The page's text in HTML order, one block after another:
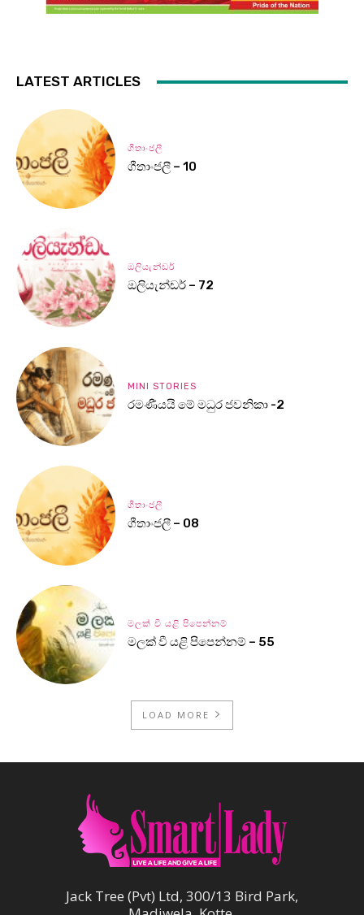
LATEST ARTICLES
ගීතාංජලී
ගීතාංජලී – 10
ඔලියැන්ඩර්
ඔලියැන්ඩර් – 72
MINI STORIES
රමණීයයි මේ මධුර ජවනිකා -2
ගීතාංජලී
ගීතාංජලී – 08
මලක් වී යළි පිපෙන්නම්
මලක් වී යළි පිපෙන්නම් – 55
LOAD MORE
Jack Tree (Pvt) Ltd, 300/13 Bird Park,